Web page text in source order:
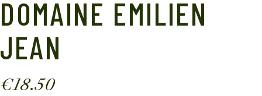
DOMAINE EMILIEN
JEAN
€18.50